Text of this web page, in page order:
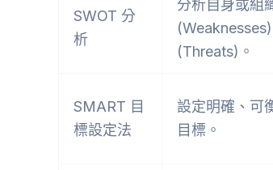
SWOT 分
析
分析自身或組
(Threats)。
SMART 目
標設定法
設定明確、可
目標。